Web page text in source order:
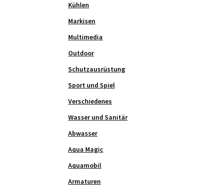
Kühlen
Markisen
Multimedia
Outdoor
Schutzausrüstung
Sport und Spiel
Verschiedenes
Wasser und Sanitär
Abwasser
Aqua Magic
Aquamobil
Armaturen